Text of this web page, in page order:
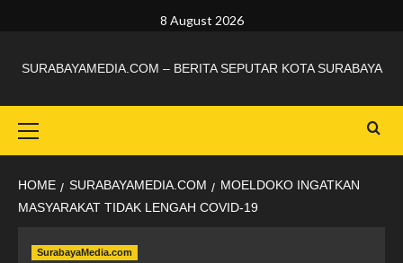
8 August 2026
SURABAYAMEDIA.COM – BERITA SEPUTAR KOTA SURABAYA
HOME SURABAYAMEDIA.COM
MOELDOKO INGATKAN
MASYARAKAT TIDAK LENGAH COVID-19
SurabayaMedia.com